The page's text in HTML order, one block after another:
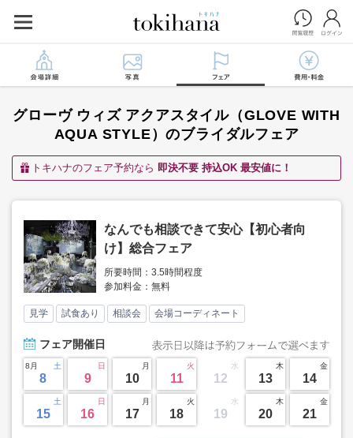
グローヴ ウィズ アクアスタイル（GLOVE WITH
AQUA STYLE）のブライダルフェア
トキハナのフェア予約なら 即決不要 持込OK 最安値に！
なんでも相談できて安心【初心者向
け】総合フェア
所要時間：3.5時間程度
参加料金：無料
見学 試食あり 相談会 会場コーディネート
フェア開催日
8月 土
8
日
9
月
10
火
11
水
12
木
13
金
14
土
15
日
16
月
17
火
18
水
19
木
20
金
21